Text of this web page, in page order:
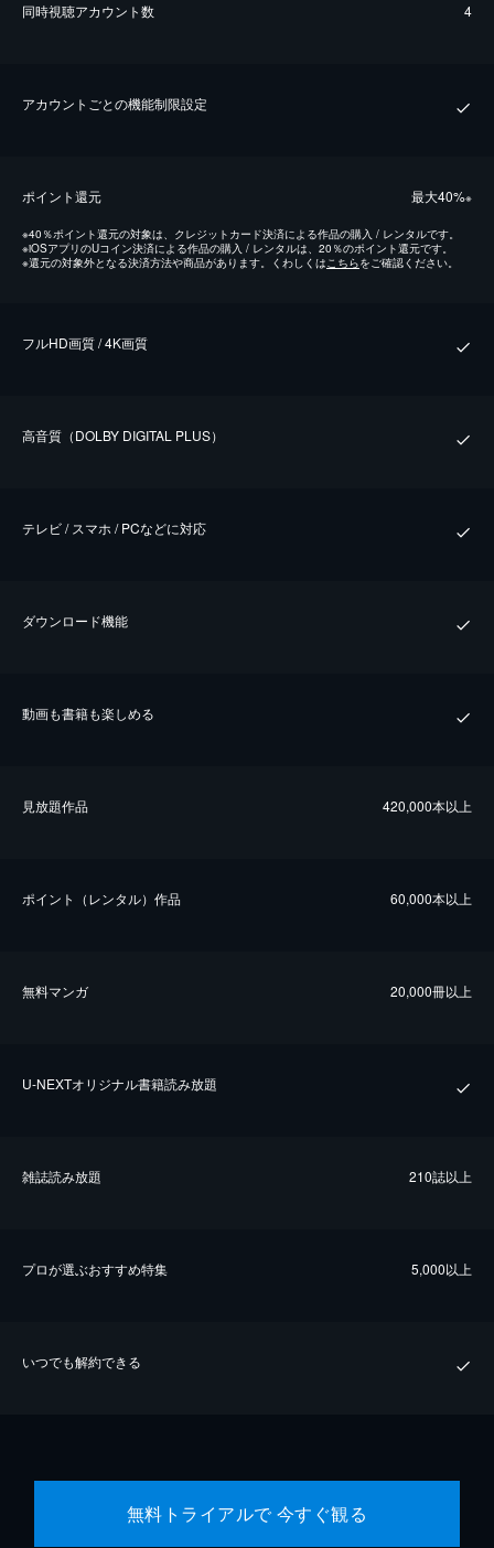
同時視聴アカウント数 4
アカウントごとの機能制限設定
ポイント還元 最⼤40%※
※40％ポイント還元の対象は、クレジットカード決済による作品の購入 / レンタルです。
※iOSアプリのUコイン決済による作品の購入 / レンタルは、20％のポイント還元です。
※還元の対象外となる決済方法や商品があります。くわしくはこちらをご確認ください。
フルHD画質 / 4K画質
⾼⾳質（DOLBY DIGITAL PLUS）
テレビ / スマホ / PCなどに対応
ダウンロード機能
動画も書籍も楽しめる
⾒放題作品 420,000本以上
ポイント（レンタル）作品 60,000本以上
無料マンガ 20,000冊以上
U-NEXTオリジナル書籍読み放題
雑誌読み放題 210誌以上
プロが選ぶおすすめ特集 5,000以上
いつでも解約できる
無料トライアルで 今すぐ観る